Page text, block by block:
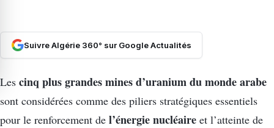
Suivre Algérie 360° sur Google Actualités
Les cinq plus grandes mines d’uranium du monde arabe
sont considérées comme des piliers stratégiques essentiels
pour le renforcement de l’énergie nucléaire et l’atteinte de